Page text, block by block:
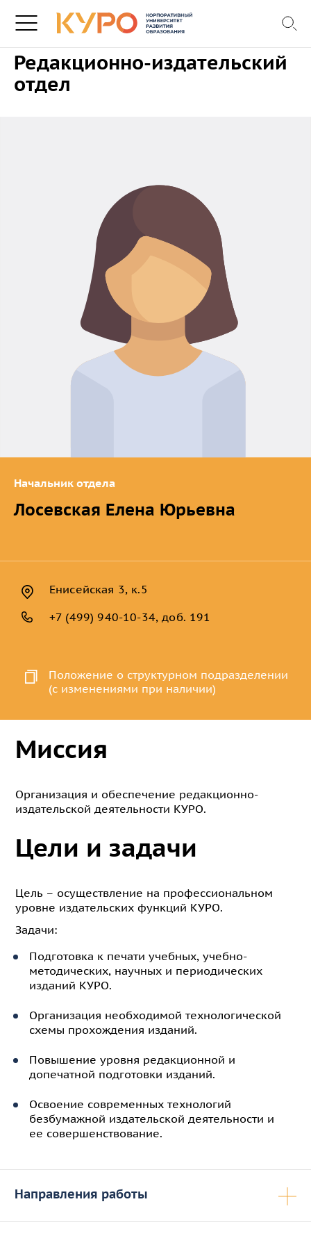
Редакционно-издательский
отдел
Начальник отдела
Лосевская Елена Юрьевна
Енисейская 3, к.5
+7 (499) 940-10-34, доб. 191
Положение о структурном подразделении
(с изменениями при наличии)
Миссия
Организация и обеспечение редакционно-
издательской деятельности КУРО.
Цели и задачи
Цель – осуществление на профессиональном
уровне издательских функций КУРО.
Задачи:
Подготовка к печати учебных, учебно-
методических, научных и периодических
изданий КУРО.
Организация необходимой технологической
схемы прохождения изданий.
Повышение уровня редакционной и
допечатной подготовки изданий.
Освоение современных технологий
безбумажной издательской деятельности и
ее совершенствование.
Направления работы